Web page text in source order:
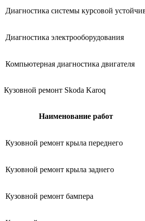
Диагностика системы курсовой
Диагностика электрооборудования
Компьютерная диагностика двигателя
Кузовной ремонт Skoda Karoq
Наименование работ
Кузовной ремонт крыла переднего
Кузовной ремонт крыла заднего
Кузовной ремонт бампера